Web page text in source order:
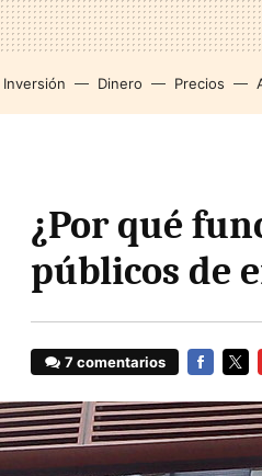
Inversión Dinero Precios
¿Por qué
públicos de
7 comentarios